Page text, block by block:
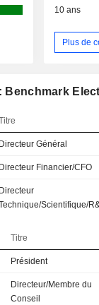
10 ans
Plus de
Benchmark
Directeur Général
Directeur Financier/CFO
Directeur
Scientifique/
Titre
Président
Directeur/Membre du
Conseil